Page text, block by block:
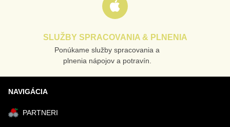
SLUŽBY SPRACOVANIA & PLNENIA
Ponúkame služby spracovania a
plnenia nápojov a potravín.
NAVIGÁCIA
PARTNERI